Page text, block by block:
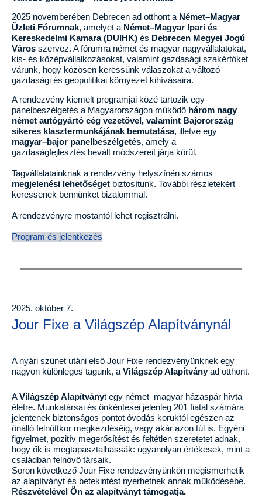
2025 novemberében Debrecen ad otthont a Német–Magyar
Üzleti Fórumnak, amelyet a Német–Magyar Ipari és
Kereskedelmi Kamara (DUIHK) és Debrecen Megyei Jogú
Város szervez. A fórumra német és magyar nagyvállalatokat,
kis- és középvállalkozásokat, valamint gazdasági szakértőket
várunk, hogy közösen keressünk válaszokat a változó
gazdasági és geopolitikai környezet kihívásaira.
A rendezvény kiemelt programjai közé tartozik egy
panelbeszélgetés a Magyarországon működő három nagy
német autógyártó cég vezetővel, valamint Bajorország
sikeres klasztermunkájának bemutatása, illetve egy
magyar–bajor panelbeszélgetés, amely a
gazdaságfejlesztés bevált módszereit járja körül.
Tagvállalatainknak a rendezvény helyszínén számos
megjelenési lehetőséget biztosítunk. További részletekért
keressenek bennünket bizalommal.
A rendezvényre mostantól lehet regisztrálni.
Program és jelentkezés
2025. október 7.
Jour Fixe a Világszép Alapítványnál
A nyári szünet utáni első Jour Fixe rendezvényünknek egy
nagyon különleges tagunk, a Világszép Alapítványad otthont.
AVilágszép Alapítványt egy német–magyar házaspár hívta
életre. Munkatársai és önkéntesei jelenleg 201 fiatal számára
jelentenek biztonságos pontot óvodás koruktól egészen az
önálló felnőttkor megkezdéséig, vagy akár azon túl is. Egyéni
figyelmet, pozitív megerősítést és feltétlen szeretetet adnak,
hogy ők is megtapasztalhassák: ugyanolyan értékesek, mint a
családban felnövő társaik.
Soron következő Jour Fixe rendezvényünkön megismerhetik
az alapítványt és betekintést nyerhetnek annak működésébe.
Részvételével Ön az alapítványt támogatja.